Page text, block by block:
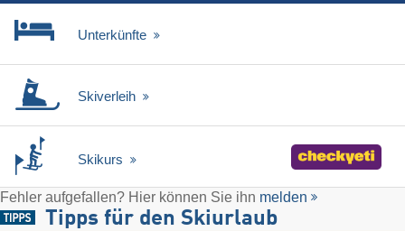
Unterkünfte
Skiverleih
Skikurs
Fehler aufgefallen? Hier können Sie ihn melden
Tipps für den Skiurlaub